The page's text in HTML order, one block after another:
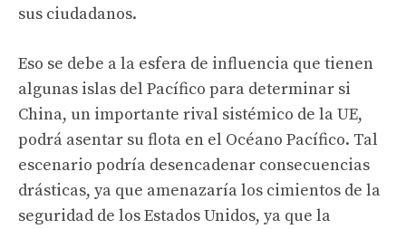
sus ciudadanos.
Eso se debe a la esfera de influencia que tienen
algunas islas del Pacífico para determinar si
China, un importante rival sistémico de la UE,
podrá asentar su flota en el Océano Pacífico. Tal
escenario podría desencadenar consecuencias
drásticas, ya que amenazaría los cimientos de la
seguridad de los Estados Unidos, ya que la